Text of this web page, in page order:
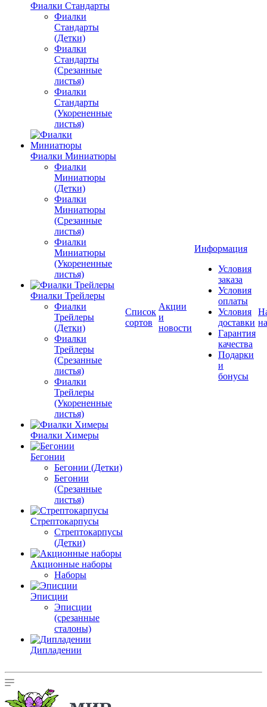
Фиалки Стандарты
Фиалки
Стандарты
(Детки)
Фиалки
Стандарты
(Срезанные
листья)
Фиалки
Стандарты
(Укорененные
листья)
Фиалки Миниатюры
Фиалки
Миниатюры
(Детки)
Фиалки
Миниатюры
(Срезанные
листья)
Фиалки
Миниатюры
(Укорененные
листья)
Фиалки Трейлеры
Фиалки
Трейлеры
(Детки)
Фиалки
Трейлеры
(Срезанные
листья)
Фиалки
Трейлеры
(Укорененные
листья)
Фиалки Химеры
Бегонии
Бегонии (Детки)
Бегонии
(Срезанные
листья)
Стрептокарпусы
Стрептокарпусы
(Детки)
Акционные наборы
Наборы
Эписции
Эписции
(срезанные
сталоны)
Дипладении
Список
сортов
Акции
и
новости
Информация
Условия
заказа
Условия
оплаты
Условия
доставки
Гарантия
качества
Подарки
и
бонусы